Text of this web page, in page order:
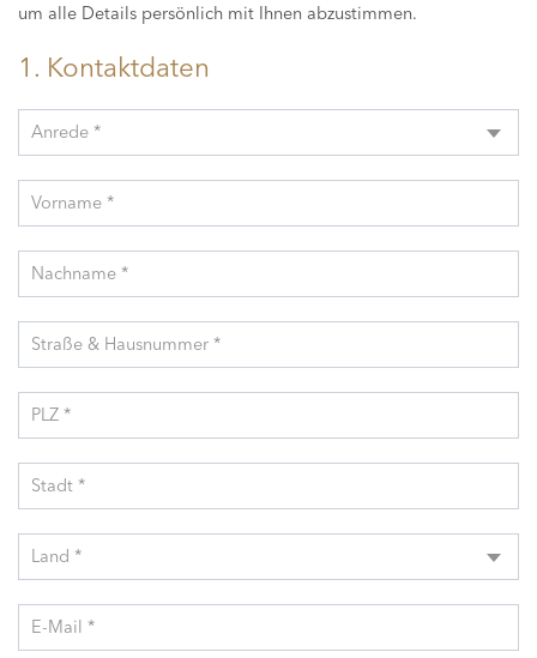
um alle Details persönlich mit Ihnen abzustimmen.
1. Kontaktdaten
Anrede *
Vorname *
Nachname *
Straße & Hausnummer *
PLZ *
Stadt *
Land *
E-Mail *